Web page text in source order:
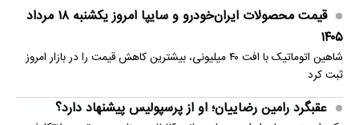
قیمت محصولات ایران‌خودرو و سایپا امروز یکشنبه ۱۸ مرداد
۱۴۰۵
شاهین اتوماتیک با افت ۴۰ میلیونی، بیشترین کاهش قیمت را در بازار امروز
ثبت کرد
عقبگرد رامین رضاییان؛ او از پرسپولیس پیشنهاد دارد؟